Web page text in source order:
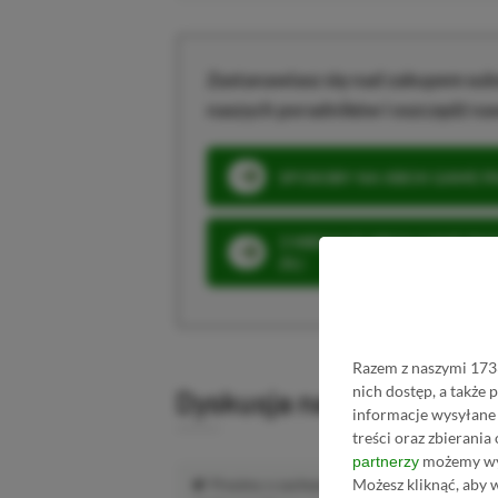
Razem z naszymi
nich dostęp, a także
informacje
treści oraz
partnerzy możemy
Możesz kliknąć, aby
Zastanawiasz się nad zakupem
naszych poradników i oszczędź
3 MIESIĄCE XBOX GAME
Dyskusja na temat wpisu
Prosimy o zachowanie kultury wypowiedzi.